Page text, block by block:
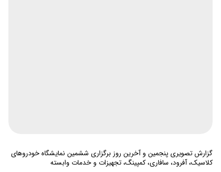
گزارش تصویری پنجمین و آخرین روز برگزاری ششمین نمایشگاه خودروهای
کلاسیک، آفرود، سافاری، کمپینگ، تجهیزات و خدمات وابسته